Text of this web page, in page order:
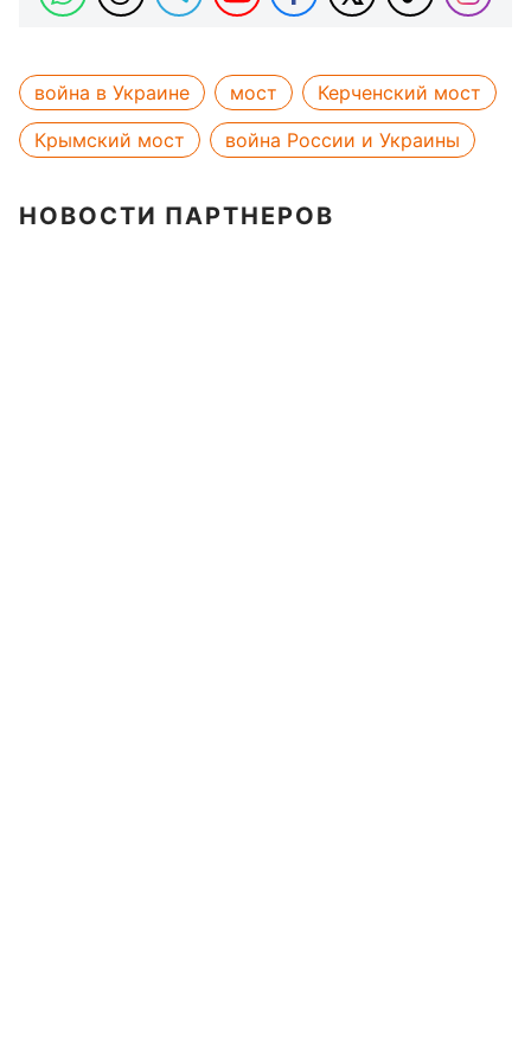
война в Украине мост
Керченский мост
Крымский мост
война России и Украины
НОВОСТИ ПАРТНЕРОВ